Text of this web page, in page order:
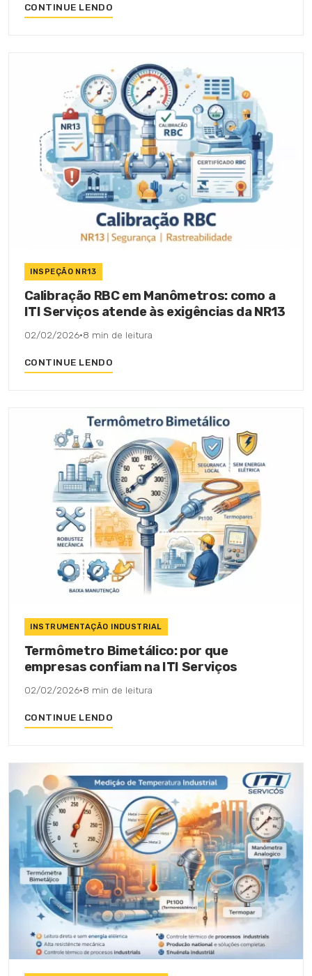
CONTINUE LENDO
INSPEÇÃO NR13
Calibração RBC em Manômetros: como a
ITI Serviços atende às exigências da NR13
02/02/2026·8 min de leitura
CONTINUE LENDO
INSTRUMENTAÇÃO INDUSTRIAL
Termômetro Bimetálico: por que
empresas confiam na ITI Serviços
02/02/2026·8 min de leitura
CONTINUE LENDO